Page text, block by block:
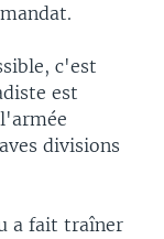
c'est
est
divisions
a fait traîner